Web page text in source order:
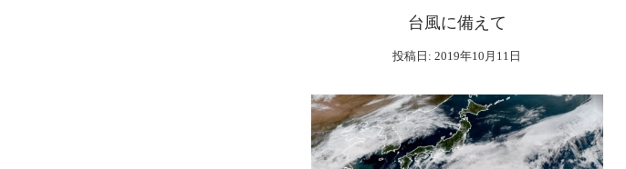
台風に備えて
投稿日:2019年10月11日